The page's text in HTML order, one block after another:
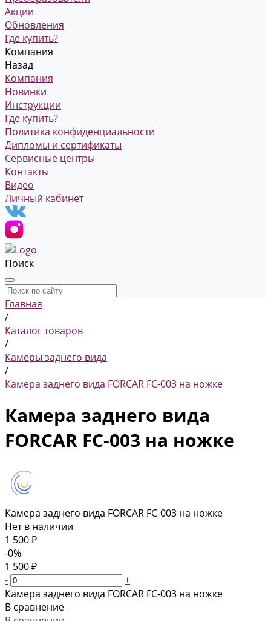
Акции
Обновления
Где купить?
Компания
Назад
Компания
Новинки
Инструкции
Где купить?
Политика конфиденциальности
Дипломы и сертификаты
Сервисные центры
Контакты
Видео
Личный кабинет
Поиск
Главная
/
Каталог товаров
/
Камеры заднего вида
/
Камера заднего вида FORCAR FC-003 на ножке
Камера заднего вида
FORCAR FC-003 на ножке
Камера заднего вида FORCAR FC-003 на ножке
Нет в наличии
1 500 ₽
-0%
1 500 ₽
-
+
Камера заднего вида FORCAR FC-003 на ножке
В сравнение